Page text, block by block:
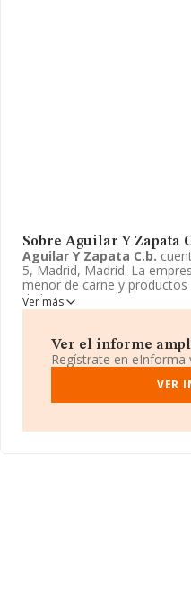
Sobre Aguilar Y Zapata
Aguilar Y Zapata C.b.
5, Madrid, Madrid. La
menor de carne y productos
de bienes.
Ver más
Ver el informe
Regístrate en
VER